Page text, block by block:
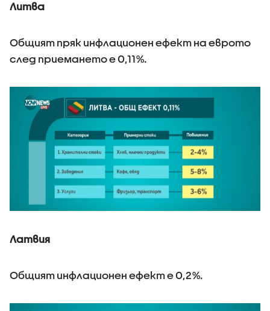
Литва
Общият пряк инфлационен ефект на еврото
след приемането е 0,11%.
Латвия
Общият инфлационен ефект е 0,2%.